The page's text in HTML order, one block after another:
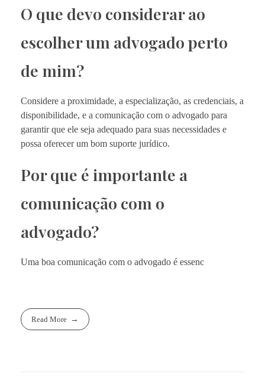
O que devo considerar ao
escolher um advogado perto
de mim?
Considere a proximidade, a especialização, as credenciais, a
disponibilidade, e a comunicação com o advogado para
garantir que ele seja adequado para suas necessidades e
possa oferecer um bom suporte jurídico.
Por que é importante a
comunicação com o
advogado?
Uma boa comunicação com o advogado é essenc
Read More